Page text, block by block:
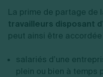
La prime de partage de
travailleurs disposant
peut ainsi être accordée
salariés d’une
plein ou bien à temps